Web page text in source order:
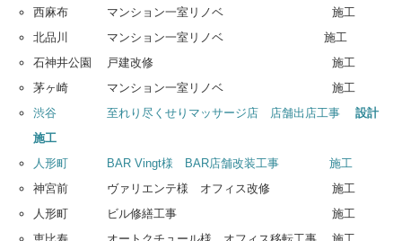
西麻布 マンション一室リノベ 施工
北品川 マンション一室リノベ 施工
石神井公園 戸建改修 施工
茅ヶ崎 マンション一室リノベ 施工
渋谷 至れり尽くせりマッサージ店 店舗出店工事 設計
施工
人形町 BAR Vingt様 BAR店舗改装工事 施工
神宮前 ヴァリエンテ様 オフィス改修 施工
人形町 ビル修繕工事 施工